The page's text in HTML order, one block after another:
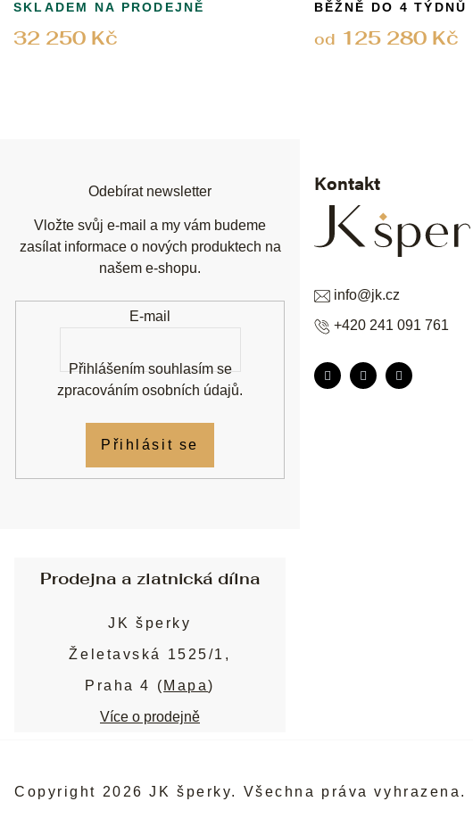
32 250 Kč
SKLADEM NA PRODEJNĚ
od 125 280 Kč
BĚŽNĚ DO 4 TÝDNŮ
Kontakt
info@jk.cz
+420 241 091 761
Odebírat newsletter
Vložte svůj e-mail a my vám budeme
zasílat informace o nových produktech na
našem e-shopu.
E-mail
Přihlášením souhlasím se
zpracováním osobních údajů.
Přihlásit se
Prodejna a zlatnická dílna
JK šperky
Želetavská 1525/1,
Praha 4 ( Mapa)
Více o prodejně
Copyright 2026JK šperky. Všechna práva vyhrazena.